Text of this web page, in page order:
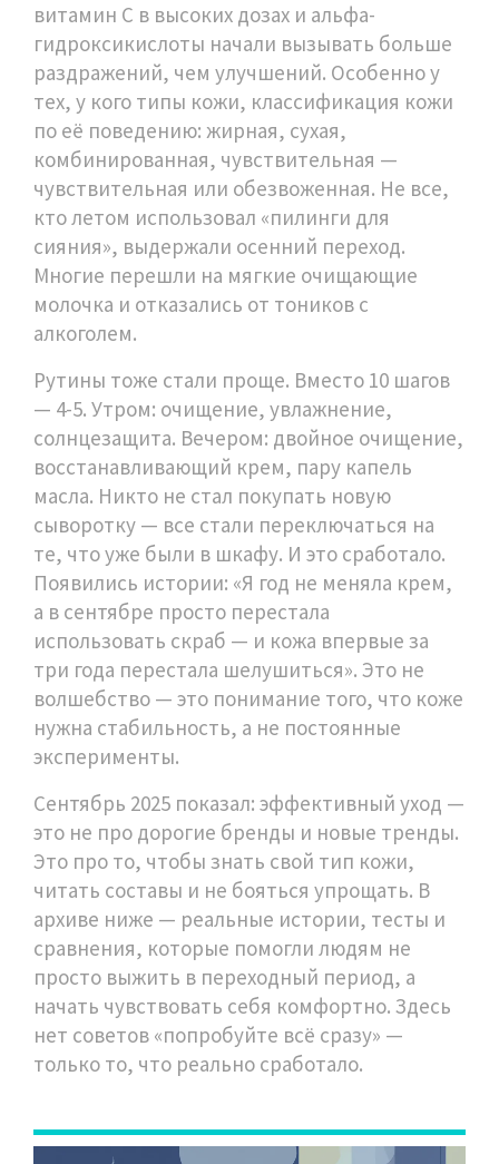
витамин С в высоких дозах и альфа-
гидроксикислоты начали вызывать больше
раздражений, чем улучшений. Особенно у
тех, у кого типы кожи, классификация кожи
по её поведению: жирная, сухая,
комбинированная, чувствительная —
чувствительная или обезвоженная. Не все,
кто летом использовал «пилинги для
сияния», выдержали осенний переход.
Многие перешли на мягкие очищающие
молочка и отказались от тоников с
алкоголем.
Рутины тоже стали проще. Вместо 10 шагов
— 4-5. Утром: очищение, увлажнение,
солнцезащита. Вечером: двойное очищение,
восстанавливающий крем, пару капель
масла. Никто не стал покупать новую
сыворотку — все стали переключаться на
те, что уже были в шкафу. И это сработало.
Появились истории: «Я год не меняла крем,
а в сентябре просто перестала
использовать скраб — и кожа впервые за
три года перестала шелушиться». Это не
волшебство — это понимание того, что коже
нужна стабильность, а не постоянные
эксперименты.
Сентябрь 2025 показал: эффективный уход —
это не про дорогие бренды и новые тренды.
Это про то, чтобы знать свой тип кожи,
читать составы и не бояться упрощать. В
архиве ниже — реальные истории, тесты и
сравнения, которые помогли людям не
просто выжить в переходный период, а
начать чувствовать себя комфортно. Здесь
нет советов «попробуйте всё сразу» —
только то, что реально сработало.